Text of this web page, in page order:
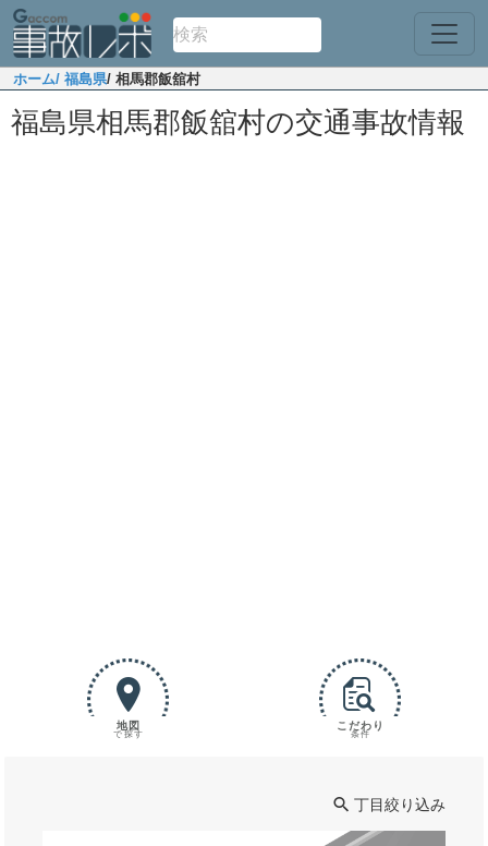
ホーム/ 福島県/ 相馬郡飯舘村
福島県相馬郡飯舘村の交通事故情報
地図
で探す
こだわり
条件
丁目絞り込み